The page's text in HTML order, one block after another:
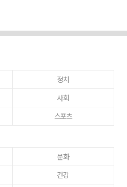
정치
사회
스포츠
문화
건강